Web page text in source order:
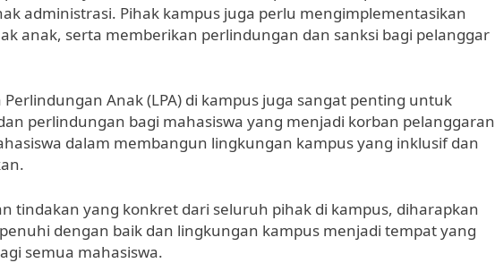
administrasi. Pihak kampus juga perlu mengimplementasikan
anak, serta memberikan perlindungan dan sanksi bagi pelanggar
Anak (LPA) di kampus juga sangat penting untuk
perlindungan bagi mahasiswa yang menjadi korban pelanggaran
dalam membangun lingkungan kampus yang inklusif dan
tindakan yang konkret dari seluruh pihak di kampus, diharapkan
dengan baik dan lingkungan kampus menjadi tempat yang
semua mahasiswa.